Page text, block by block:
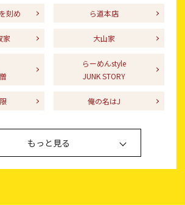
刻め ら道本店
家 大山家
らーめんstyle
JUNK STORY
俺の名はJ
もっと見る